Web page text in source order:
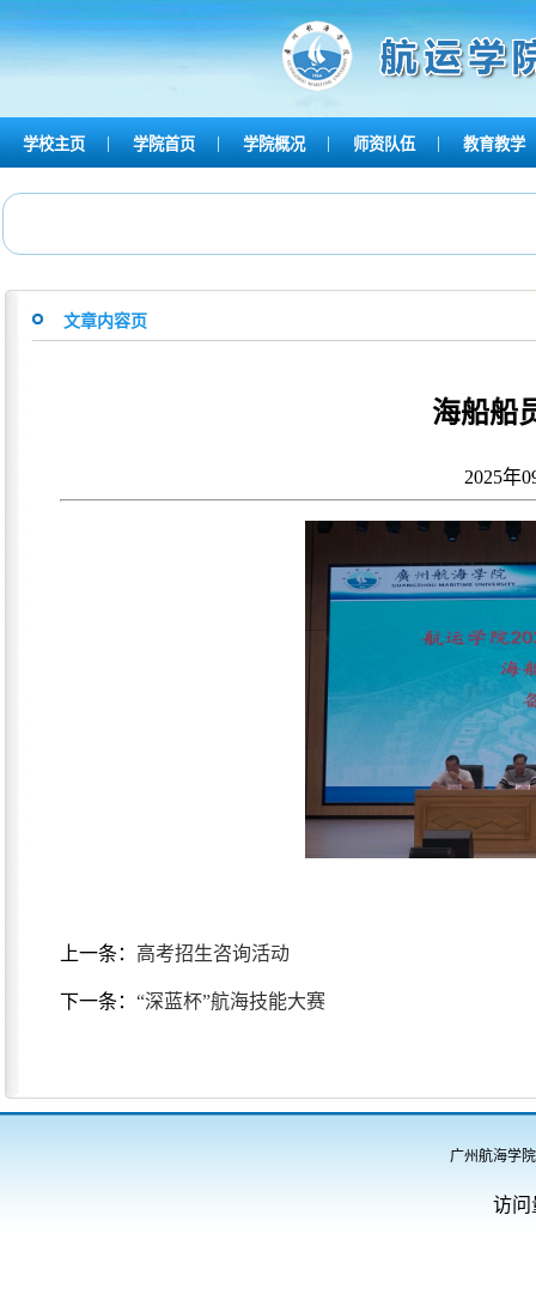
学校主页 | 学院首页 | 学院概况 | 师资队伍 | 教育教学
文章内容页
海船船
2025年
上一条： 高考招生咨询活动
下一条： “深蓝杯”航海技能大赛
广州航海学
访问